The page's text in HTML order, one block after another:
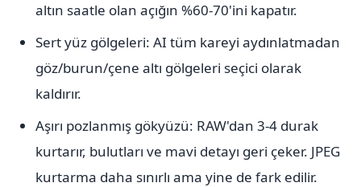
altın saatle olan açığın %60-70'ini kapatır.
Sert yüz gölgeleri: AI tüm kareyi aydınlatmadan
göz/burun/çene altı gölgeleri seçici olarak
kaldırır.
Aşırı pozlanmış gökyüzü: RAW'dan 3-4 durak
kurtarır, bulutları ve mavi detayı geri çeker. JPEG
kurtarma daha sınırlı ama yine de fark edilir.